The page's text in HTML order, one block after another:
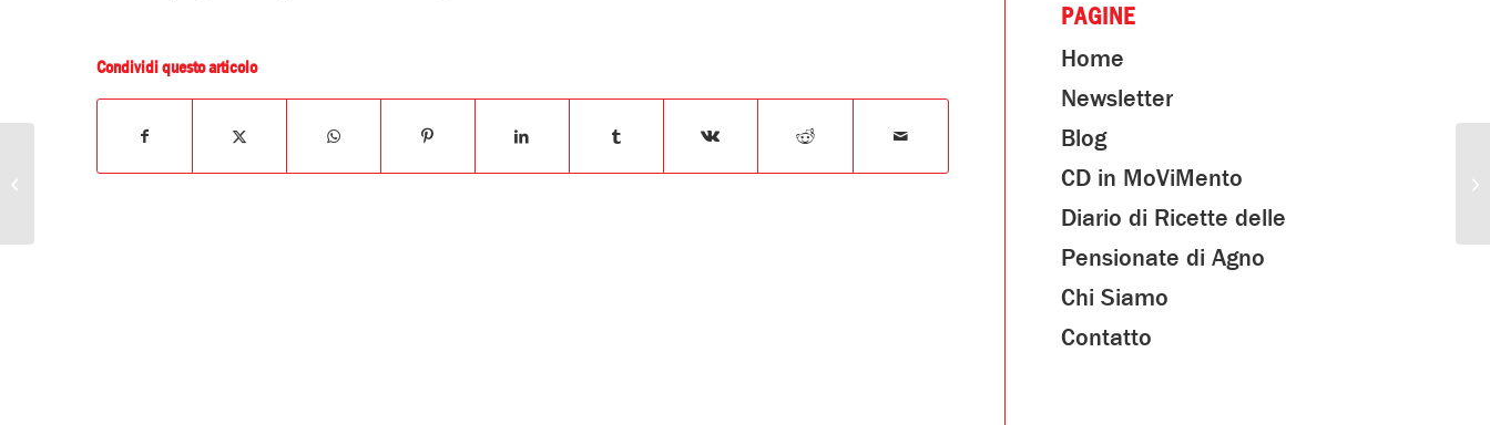
Condividi questo articolo
PAGINE
Home
Newsletter
Blog
CD in MoViMento
Diario di Ricette delle
Pensionate di Agno
Chi Siamo
Contatto
Tavolata con Mariangela: